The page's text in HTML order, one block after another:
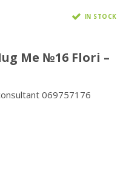
IN STOCK
Me №16 Flori –
069757176